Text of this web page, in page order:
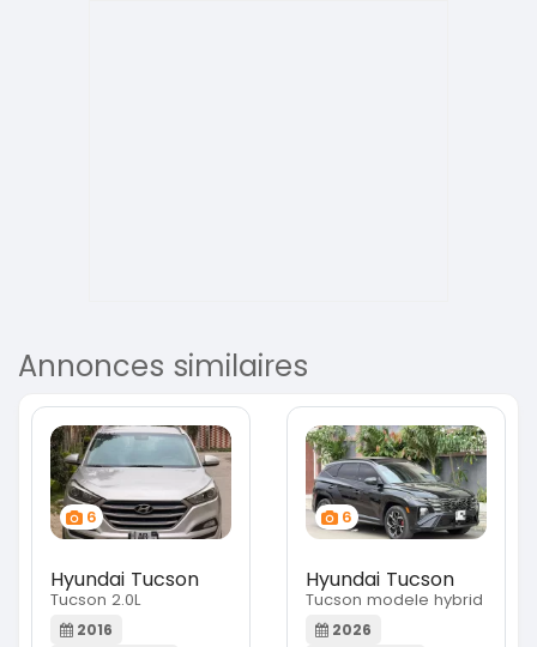
Annonces similaires
6
Hyundai Tucson
Tucson 2.0L
2016
6
Hyundai Tucson
Tucson modele hybrid
2026